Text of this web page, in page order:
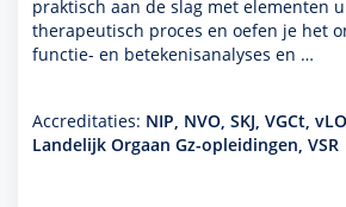
prak­tisch aan de slag met elementen
thera­peu­tisch proces en oefen je het
functie- en bete­kenisanalyses en …
Accreditaties: NIP, NVO, SKJ, VGCt,
Landelijk Orgaan Gz-opleidingen, VSR